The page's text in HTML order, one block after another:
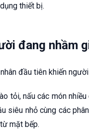
thiết bị.
đang nhầm
đầu tiên khiến
tỏi, nấu các món
siêu nhỏ cùng các
mặt bếp.